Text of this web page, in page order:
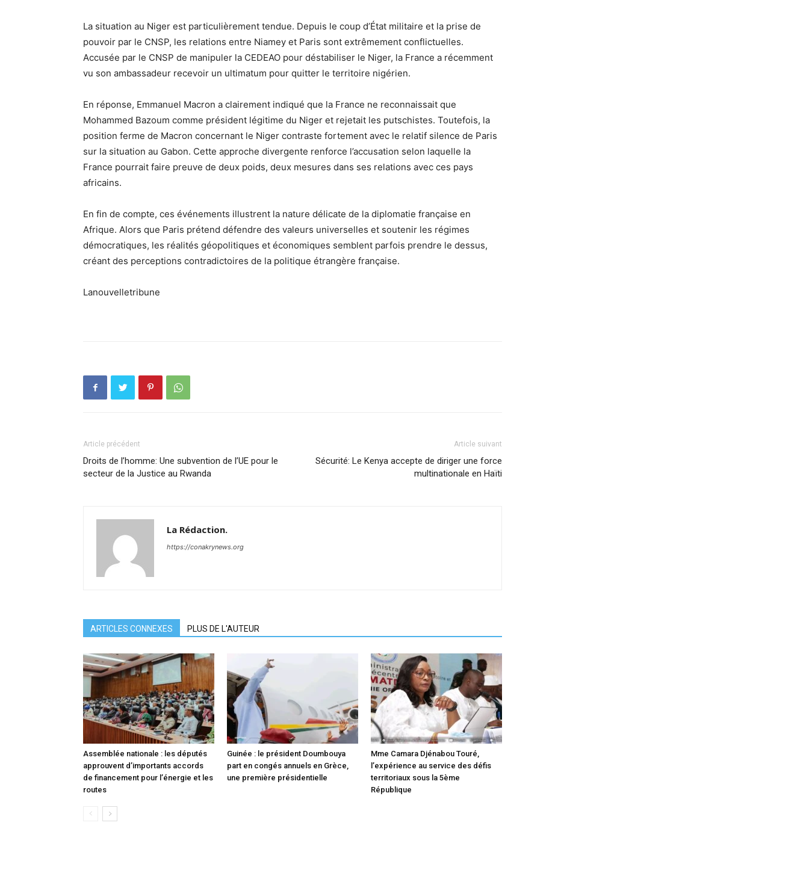
La situation au Niger est particulièrement tendue. Depuis le coup d’État militaire et la prise de
pouvoir par le CNSP, les relations entre Niamey et Paris sont extrêmement conflictuelles.
Accusée par le CNSP de manipuler la CEDEAO pour déstabiliser le Niger, la France a récemment
vu son ambassadeur recevoir un ultimatum pour quitter le territoire nigérien.
En réponse, Emmanuel Macron a clairement indiqué que la France ne reconnaissait que
Mohammed Bazoum comme président légitime du Niger et rejetait les putschistes. Toutefois, la
position ferme de Macron concernant le Niger contraste fortement avec le relatif silence de Paris
sur la situation au Gabon. Cette approche divergente renforce l’accusation selon laquelle la
France pourrait faire preuve de deux poids, deux mesures dans ses relations avec ces pays
africains.
En fin de compte, ces événements illustrent la nature délicate de la diplomatie française en
Afrique. Alors que Paris prétend défendre des valeurs universelles et soutenir les régimes
démocratiques, les réalités géopolitiques et économiques semblent parfois prendre le dessus,
créant des perceptions contradictoires de la politique étrangère française.
Lanouvelletribune
Article précédent
Droits de l’homme: Une subvention de l’UE pour le
secteur de la Justice au Rwanda
Article suivant
Sécurité: Le Kenya accepte de diriger une force
multinationale en Haïti
La Rédaction.
https://conakrynews.org
ARTICLES CONNEXES PLUS DE L'AUTEUR
Assemblée nationale : les députés
approuvent d’importants accords
de financement pour l’énergie et les
routes
Guinée : le président Doumbouya
part en congés annuels en Grèce,
une première présidentielle
Mme Camara Djénabou Touré,
l’expérience au service des défis
territoriaux sous la 5ème
République